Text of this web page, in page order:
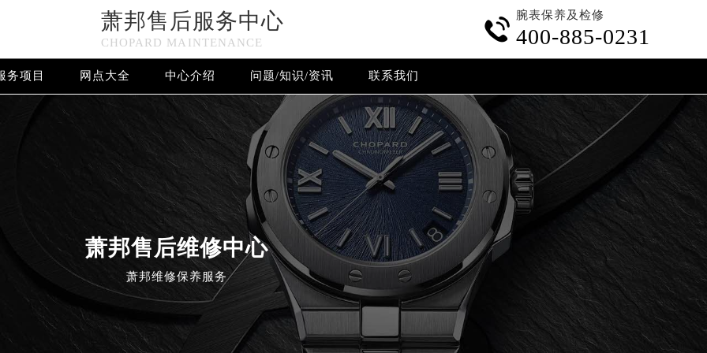
萧邦售后服务中心
CHOPARD MAINTENANCE

腕表保养及检修
400-885-0231
务项目 网点大全 中心介绍 问题/知识/资讯
联系我们
欢迎使用萧邦维修售后服务中心！
萧邦售后维修中心
萧邦维修保养服务